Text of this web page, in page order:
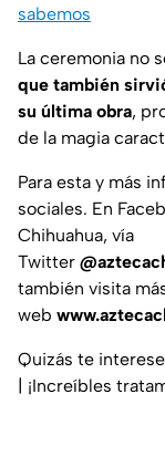
sabemos
La ceremonia no
que también
su última obra,
de la magia
Para esta y más
sociales. En
Chihuahua, vía
Twitter
también visita
web
Quizás te
| ¡Increíbles